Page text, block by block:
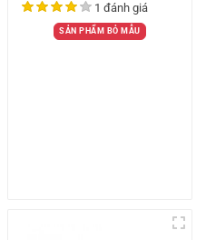
1 đánh giá
SẢN PHẨM BỎ MẪU